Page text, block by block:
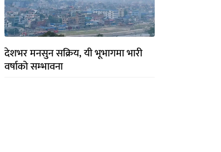
देशभर मनसुन सक्रिय, यी भूभागमा भारी
वर्षाको सम्भावना